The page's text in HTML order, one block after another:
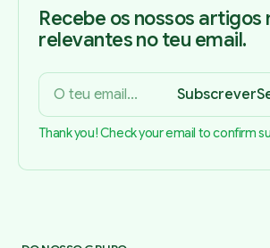
Recebe os nossos artigos
relevantes no teu email.
Subscrever
Thank you! Check your email to confirm